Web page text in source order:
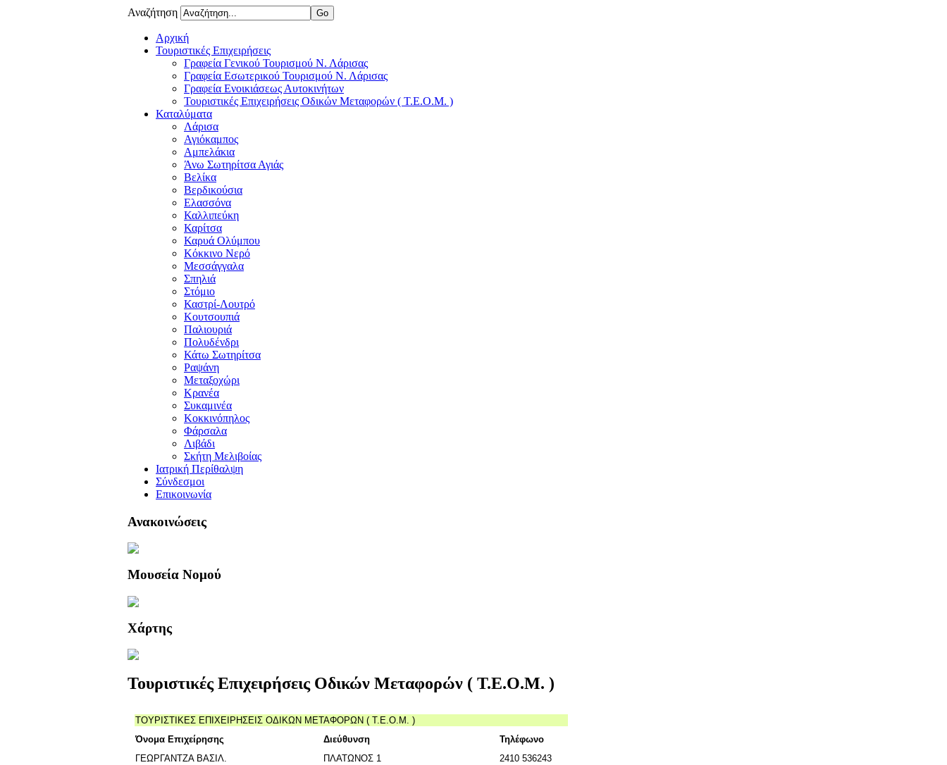
Αναζήτηση
Αρχική
Τουριστικές Επιχειρήσεις
Γραφεία Γενικού Τουρισμού Ν. Λάρισας
Γραφεία Εσωτερικού Τουρισμού Ν. Λάρισας
Γραφεία Ενοικιάσεως Αυτοκινήτων
Τουριστικές Επιχειρήσεις Οδικών Μεταφορών ( Τ.Ε.Ο.Μ. )
Καταλύματα
Λάρισα
Αγιόκαμπος
Αμπελάκια
Άνω Σωτηρίτσα Αγιάς
Βελίκα
Βερδικούσια
Ελασσόνα
Καλλιπεύκη
Καρίτσα
Καρυά Ολύμπου
Κόκκινο Νερό
Μεσσάγγαλα
Σπηλιά
Στόμιο
Καστρί-Λουτρό
Κουτσουπιά
Παλιουριά
Πολυδένδρι
Κάτω Σωτηρίτσα
Ραψάνη
Μεταξοχώρι
Κρανέα
Συκαμινέα
Κοκκινόπηλος
Φάρσαλα
Λιβάδι
Σκήτη Μελιβοίας
Ιατρική Περίθαλψη
Σύνδεσμοι
Επικοινωνία
Ανακοινώσεις
Μουσεία Νομού
Χάρτης
Τουριστικές Επιχειρήσεις Οδικών Μεταφορών ( Τ.Ε.Ο.Μ. )
ΤΟΥΡΙΣΤΙΚΕΣ ΕΠΙΧΕΙΡΗΣΕΙΣ ΟΔΙΚΩΝ ΜΕΤΑΦΟΡΩΝ ( Τ.Ε.Ο.Μ. )
Όνομα Επιχείρησης
Διεύθυνση
Τηλέφωνο
ΓΕΩΡΓΑΝΤΖΑ ΒΑΣΙΛ.
ΠΛΑΤΩΝΟΣ 1
2410 536243